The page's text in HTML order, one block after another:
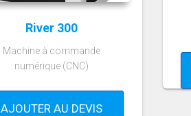
River 300
Machine à commande
numérique (CNC)
AJOUTER AU DEVIS